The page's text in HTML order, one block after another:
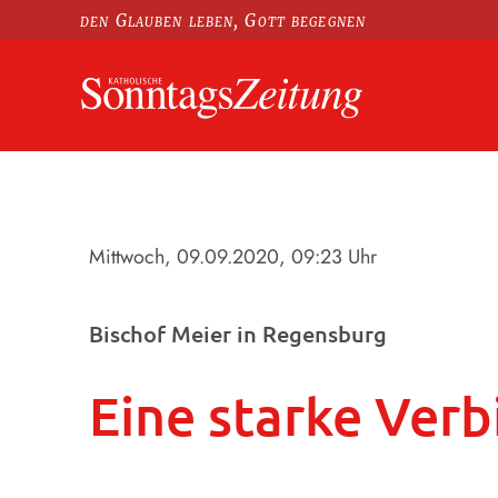
den Glauben leben, Gott begegnen
Mittwoch, 09.09.2020, 09:23 Uhr
Bischof Meier in Regensburg
Eine starke